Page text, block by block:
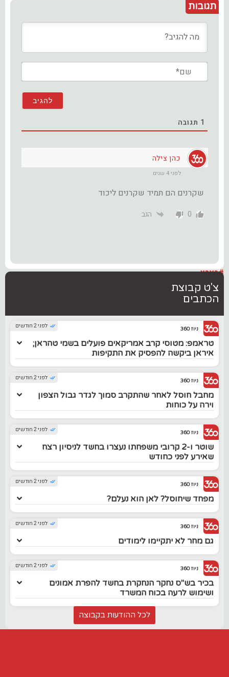
תגובות
1 תגובה
כהן צילה
לפני 4 שנים
שקרנים הם תמיד שקרנים ליכוד
0 הגב
#בארץ
צ'ט קבוצת
הכתבים
לפני 2 חודשים ניוז 360
טראמפ: מטוסי קרב אמריקאים פועלים בשמי טהראן;
איראן ביקשה להפסיק את התקיפות
לפני 2 חודשים ניוז 360
מחבל חוסל לאחר שהתקרב סמוך לגדר גבול הצפון
וירה על כוחות
לפני 2 חודשים ניוז 360
שוטר ו-2 קרובי משפחתו נעצרו בחשד לניסיון רצח
שאירע לפני כחודש
לפני 2 חודשים ניוז 360
מפחד שיחוסל? לאן הוא נעלם?
לפני 2 חודשים ניוז 360
גם מחר לא יתקיימו לימודים
לפני 2 חודשים ניוז 360
בכיר בש"ס נחקר הנחקרת בחשד להפרת אמונים
ושימוש לרעה בכוח המשרד
לכל ההודעות בקבוצה